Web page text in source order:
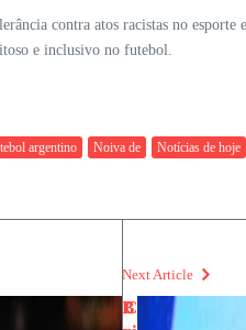
contra atos racistas no
e inclusivo no futebol.
argentino Noiva de Notícias de hoje
B
Next Article
C